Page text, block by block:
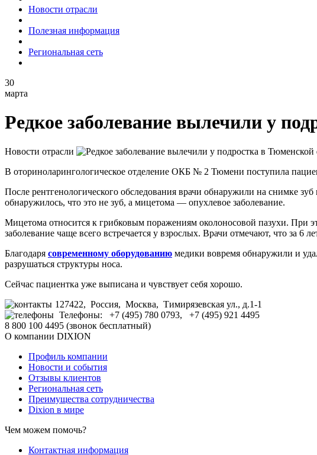
Новости отрасли
Полезная информация
Региональная сеть
30
марта
Редкое заболевание вылечили у
Новости отрасли
В оториноларингологическое отделение ОКБ № 2 Тюмени поступила
После рентгенологического обследования врачи обнаружили на снимке
обнаружилось, что это не зуб, а мицетома — опухлевое заболевание.
Мицетома относится к грибковым поражениям околоносовой пазухи. При
заболевание чаще всего встречается у взрослых. Врачи отмечают, что за 6
Благодаря современному оборудованию медики вовремя обнаружили и
разрушаться структуры носа.
Сейчас пациентка уже выписана и чувствует себя хорошо.
127422, Россия, Москва, Тимирязевская ул., д.1-1
Телефоны: +7 (495) 780 0793, +7 (495) 921 4495
8 800 100 4495 (звонок бесплатный)
О компании DIXION
Профиль компании
Новости и события
Отзывы клиентов
Региональная сеть
Преимущества сотрудничества
Dixion в мире
Чем можем помочь?
Контактная информация